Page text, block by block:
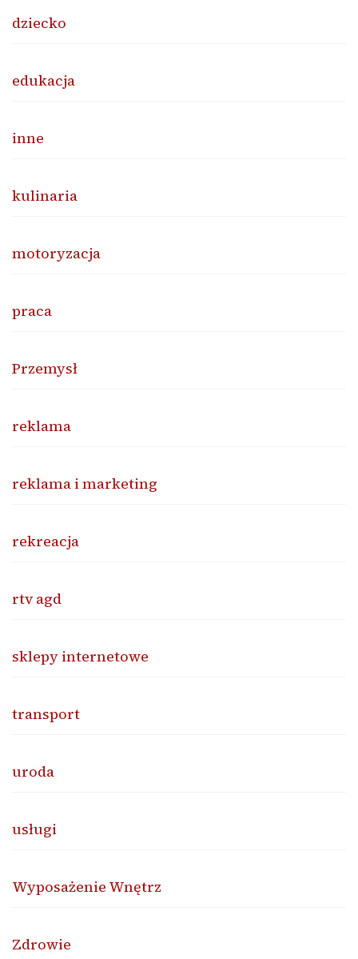
dziecko
edukacja
inne
kulinaria
motoryzacja
praca
Przemysł
reklama
reklama i marketing
rekreacja
rtv agd
sklepy internetowe
transport
uroda
usługi
Wyposażenie Wnętrz
Zdrowie